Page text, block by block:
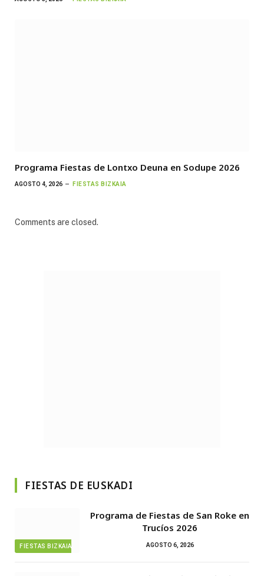
Programa Fiestas de Lontxo Deuna en Sodupe 2026
AGOSTO 4, 2026 FIESTAS BIZKAIA
Comments are closed.
FIESTAS DE EUSKADI
FIESTAS BIZKAIA
Programa de Fiestas de San Roke en
Trucíos 2026
AGOSTO 6, 2026